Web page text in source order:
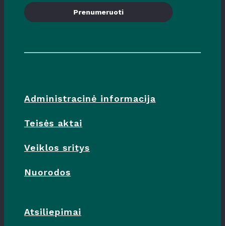
Prenumeruoti
Administracinė informacija
Teisės aktai
Veiklos sritys
Nuorodos
Atsiliepimai